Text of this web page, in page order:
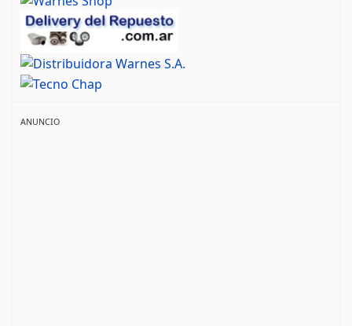
ANUNCIO